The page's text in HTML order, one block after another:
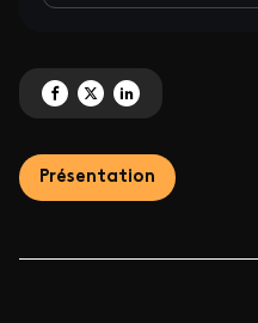
Partagez 'Édito de Delphine
Partagez 'Édito de Delphine
Partagez 'Édito de
Présentation